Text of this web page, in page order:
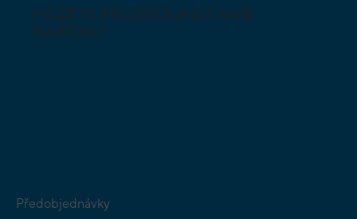
MŮŽETE PROZKOUMAT NAŠI
NABÍDKU
Předobjednávky